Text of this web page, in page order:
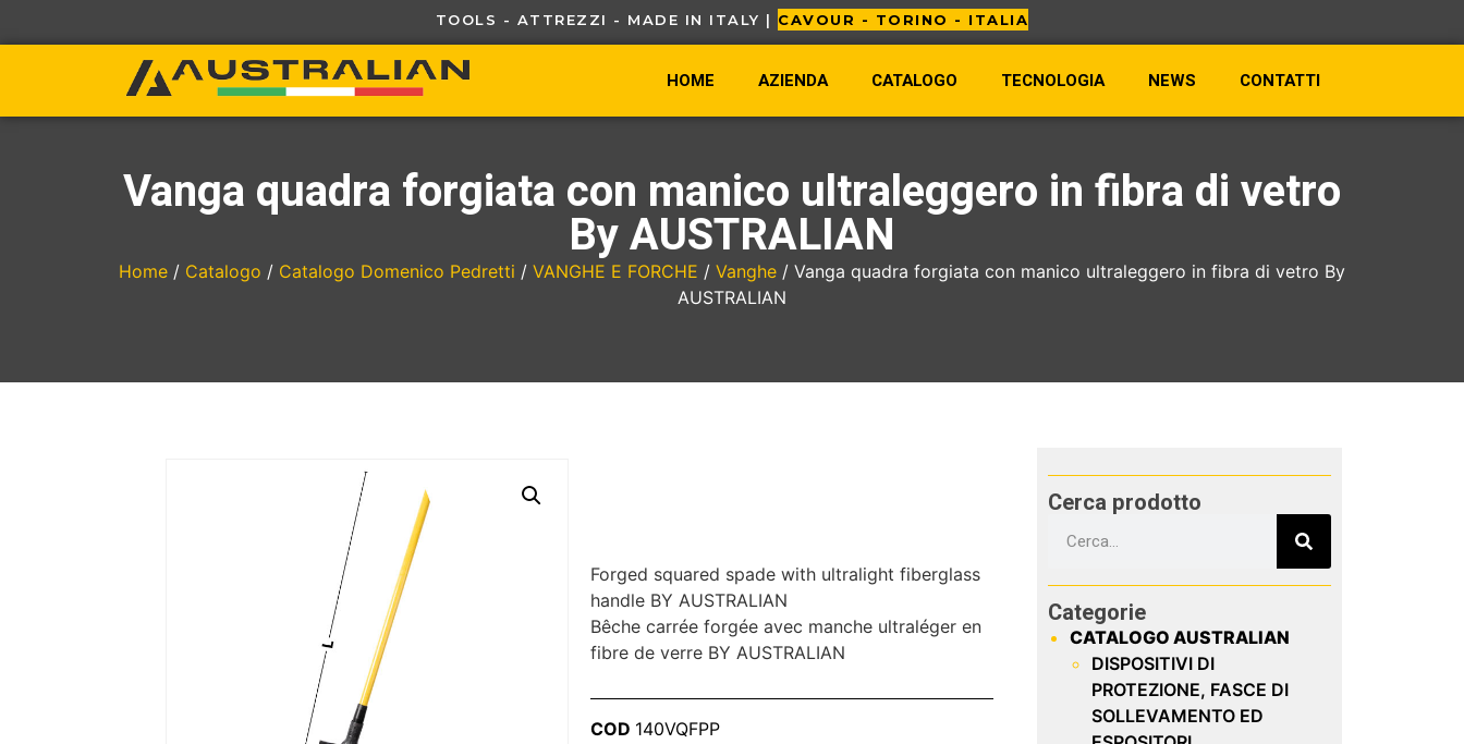
TOOLS - ATTREZZI - MADE IN ITALY |
HOME AZIENDA CATALOGO TECNOLOGIA NEWS CONTATTI
Vanga quadra forgiata con manico ultraleggero in fibra di vetro
By AUSTRALIAN
Home / Catalogo / Catalogo Domenico Pedretti / VANGHE E FORCHE / Vanghe / Vanga quadra forgiata con manico ultraleggero in fibra di vetro By
AUSTRALIAN
Forged squared spade with ultralight fiberglass
handle BY AUSTRALIAN
Bêche carrée forgée avec manche ultraléger en
fibre de verre BY AUSTRALIAN
COD 140VQFPP
Cerca prodotto
Categorie
CATALOGO AUSTRALIAN
DISPOSITIVI DI
PROTEZIONE, FASCE DI
SOLLEVAMENTO ED